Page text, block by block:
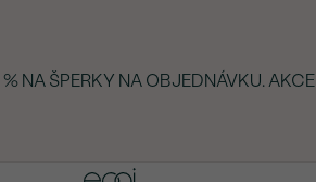
NA ŠPERKY NA OBJEDNÁVKU.